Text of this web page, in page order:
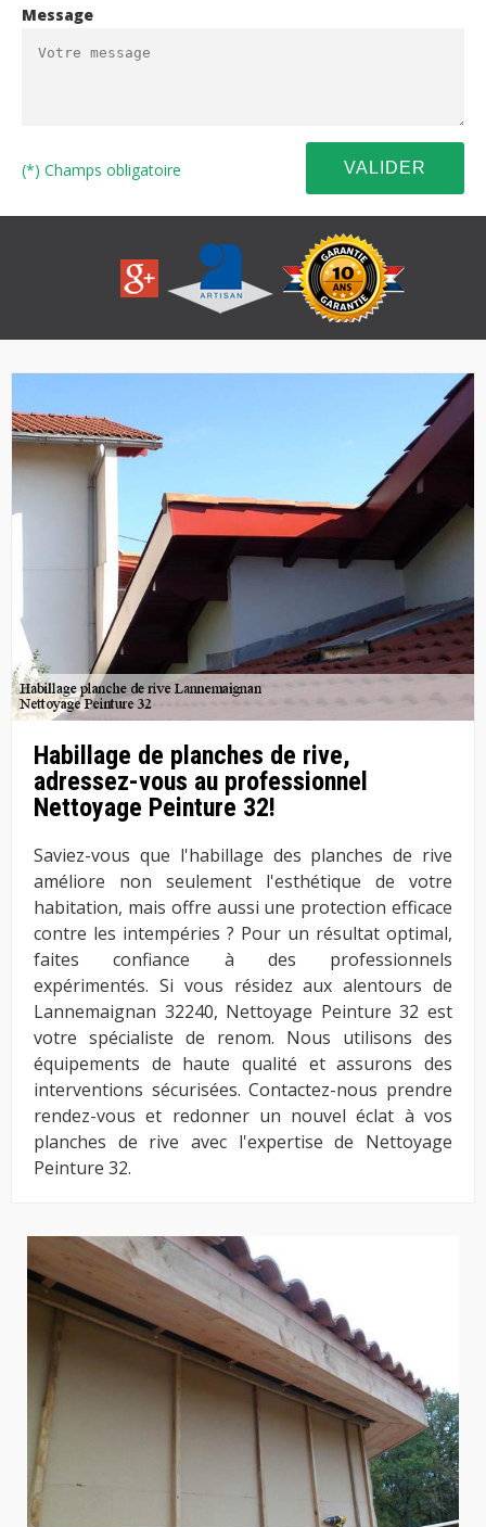
Message
(*) Champs obligatoire
Habillage de planches de rive,
adressez-vous au professionnel
Nettoyage Peinture 32!
Saviez-vous que l'habillage des planches de rive
améliore non seulement l'esthétique de votre
habitation, mais offre aussi une protection efficace
contre les intempéries ? Pour un résultat optimal,
faites confiance à des professionnels
expérimentés. Si vous résidez aux alentours de
Lannemaignan 32240, Nettoyage Peinture 32 est
votre spécialiste de renom. Nous utilisons des
équipements de haute qualité et assurons des
interventions sécurisées. Contactez-nous prendre
rendez-vous et redonner un nouvel éclat à vos
planches de rive avec l'expertise de Nettoyage
Peinture 32.